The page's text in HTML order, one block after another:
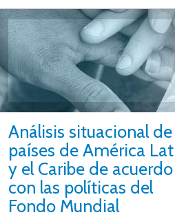
Análisis situacional de
países de América
y el Caribe de acuerdo
con las políticas del
Fondo Mundial